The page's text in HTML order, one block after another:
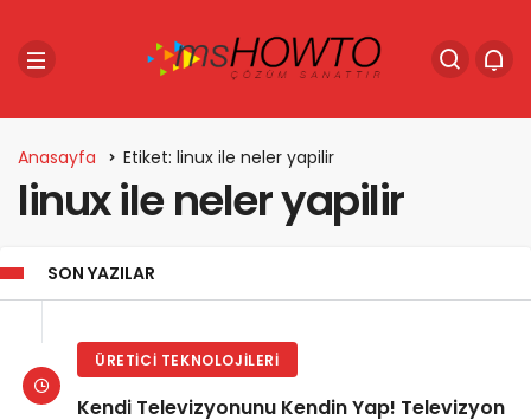
Anasayfa Etiket: linux ile neler yapilir
linux ile neler yapilir
SON YAZILAR
ÜRETICI TEKNOLOJILERI
Kendi Televizyonunu Kendin Yap! Televizyon